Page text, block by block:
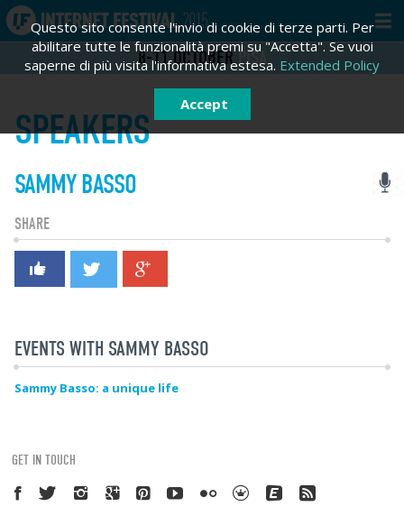
8-11OCTOBER PISA
SPEAKERS
SAMMY BASSO
SHARE
EVENTS WITH SAMMY BASSO
Sammy Basso: a unique life
GET IN TOUCH
Questo sito consente l'invio di cookie di terze parti. Per
abilitare tutte le funzionalità premi su "Accetta". Se vuoi
saperne di più visita l'informativa estesa. Extended Policy
Accept